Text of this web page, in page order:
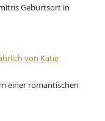
Geburtsort in
von Katie
einer romantischen